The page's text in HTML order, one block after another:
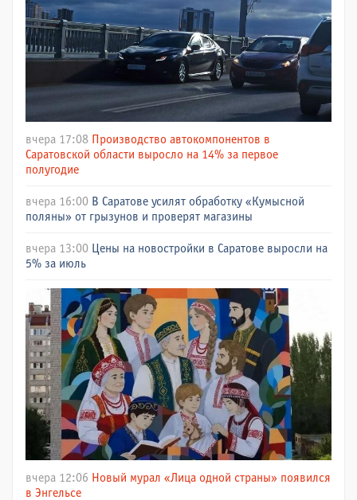
вчера 17:08 Производство автокомпонентов в
Саратовской области выросло на 14% за первое
полугодие
вчера 16:00 В Саратове усилят обработку «Кумысной
поляны» от грызунов и проверят магазины
вчера 13:00
Цены на новостройки в Саратове выросли на
5% за июль
вчера 12:06 Новый мурал «Лица одной страны» появился
в Энгельсе